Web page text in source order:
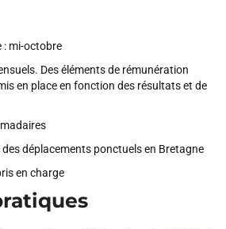
: mi-octobre
Des éléments de rémunération
en place en fonction des résultats et de
déplacements ponctuels en Bretagne
en charge